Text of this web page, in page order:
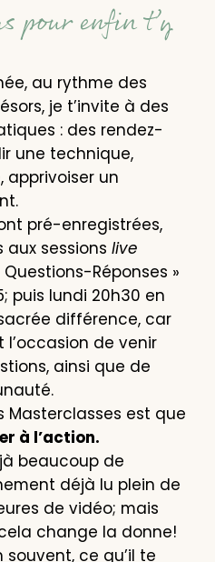
pour enfin t’y
au rythme des
je t’invite à des
: des rendez-
une technique,
apprivoiser un
pré-enregistrées,
aux sessionslive
Réponses »
puis lundi 20h30 en
différence, car
l’occasion de venir
ainsi que de
Masterclasses est que
à l’action.
beaucoup de
déjà lu plein de
de vidéo; mais
change la donne!
ce qu’il te